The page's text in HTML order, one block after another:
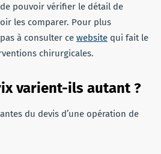
pouvoir vérifier le détail de
les comparer. Pour plus
à consulter ce website qui fait le
chirurgicales.
varient-ils autant ?
du devis d’une opération de